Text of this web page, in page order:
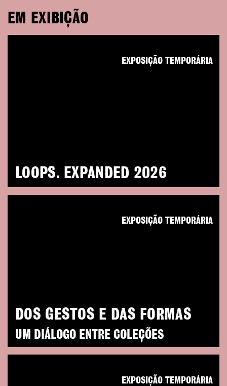
EM EXIBIÇÃO
LOOPS. EXPANDED 2026
EXPOSIÇÃO TEMPORÁRIA
DOS GESTOS E DAS FORMAS
UM DIÁLOGO ENTRE COLEÇÕES
EXPOSIÇÃO TEMPORÁRIA
EXPOSIÇÃO TEMPORÁRIA